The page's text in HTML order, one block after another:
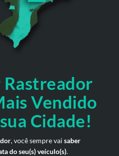
Vendido
Cidade!
, você sempre vai saber
do seu(s) veículo(s).